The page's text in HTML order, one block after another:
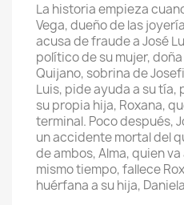
La historia empieza
Vega, dueño de las
acusa de fraude a José
político de su mujer,
Quijano, sobrina de
Luis, pide ayuda a su tía,
su propia hija, Roxana,
terminal. Poco después,
un accidente mortal del
de ambos, Alma, quien
mismo tiempo, fallece
huérfana a su hija,